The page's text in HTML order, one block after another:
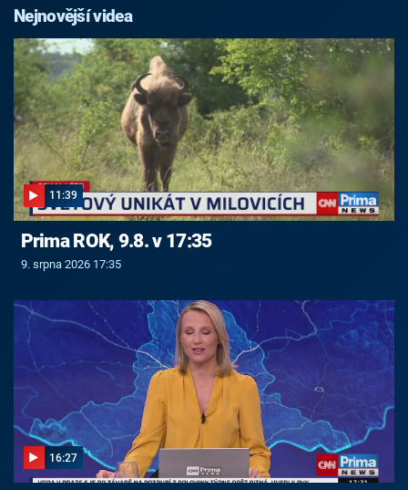
Nejnovější videa
11:39
Prima ROK, 9.8. v 17:35
9. srpna 2026 17:35
16:27